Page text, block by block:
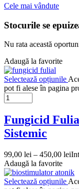
Cele mai vândute
Stocurile se
Nu rata această
Adaugă la favorite
Selectează opțiunile
pot fi alese în pagina
Fungicid
Sistemic
99,00 lei – 450,00 lei
Adaugă la favorite
Selectează opțiunile